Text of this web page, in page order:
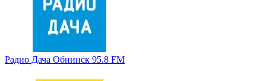
Радио Дача Обнинск 95.8 FM